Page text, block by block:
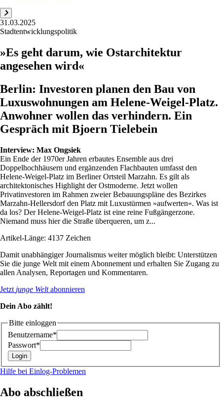
31.03.2025
Stadtentwicklungspolitik
»Es geht darum, wie Ostarchitektur
angesehen wird«
Berlin: Investoren planen den Bau von
Luxuswohnungen am Helene-Weigel-Platz.
Anwohner wollen das verhindern. Ein
Gespräch mit Bjoern Tielebein
Interview: Max Ongsiek
Ein Ende der 1970er Jahren erbautes Ensemble aus drei
Doppelhochhäusern und ergänzenden Flachbauten umfasst den
Helene-Weigel-Platz im Berliner Ortsteil Marzahn. Es gilt als
architektonisches Highlight der Ostmoderne. Jetzt wollen
Privatinvestoren im Rahmen zweier Bebauungspläne des Bezirkes
Marzahn-Hellersdorf den Platz mit Luxustürmen »aufwerten«. Was ist
da los? Der Helene-Weigel-Platz ist eine reine Fußgängerzone.
Niemand muss hier die Straße überqueren, um z...
Artikel-Länge: 4137 Zeichen
Damit unabhängiger Journalismus weiter möglich bleibt: Unterstützen
Sie die junge Welt mit einem Abonnement und erhalten Sie Zugang zu
allen Analysen, Reportagen und Kommentaren.
Jetzt junge Weltabonnieren
Dein Abo zählt!
Bitte einloggen
Benutzername*
Passwort*
Hilfe bei Einlog-Problemen
Abo abschließen